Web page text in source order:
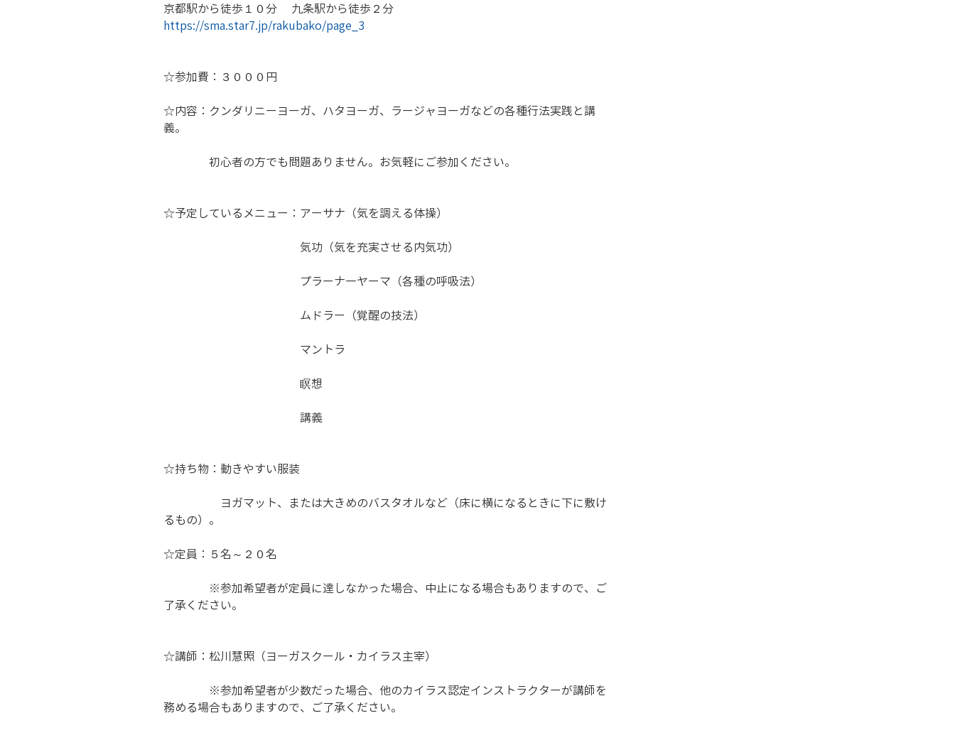
京都駅から徒歩１０分     九条駅から徒歩２分
https://sma.star7.jp/rakubako/page_3
☆参加費：３０００円
☆内容：クンダリニーヨーガ、ハタヨーガ、ラージャヨーガなどの各種行法実践と講
義。
初心者の方でも問題ありません。お気軽にご参加ください。
☆予定しているメニュー：アーサナ（気を調える体操）
気功（気を充実させる内気功）
プラーナ―ヤーマ（各種の呼吸法）
ムドラー（覚醒の技法）
マントラ
瞑想
講義
☆持ち物：動きやすい服装
ヨガマット、または大きめのバスタオルなど（床に横になるときに下に敷け
るもの）。
☆定員：５名～２０名
※参加希望者が定員に達しなかった場合、中止になる場合もありますので、ご
了承ください。
☆講師：松川慧照（ヨーガスクール・カイラス主宰）
※参加希望者が少数だった場合、他のカイラス認定インストラクターが講師を
務める場合もありますので、ご了承ください。